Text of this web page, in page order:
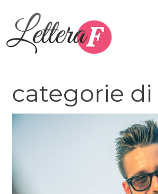
contenuto
categorie